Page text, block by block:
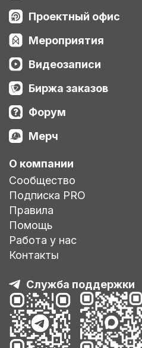
Проектный офис
Мероприятия
Видеозаписи
Биржа заказов
Форум
Мерч
О компании
Сообщество
Подписка PRO
Правила
Помощь
Работа у нас
Контакты
Служба поддержки